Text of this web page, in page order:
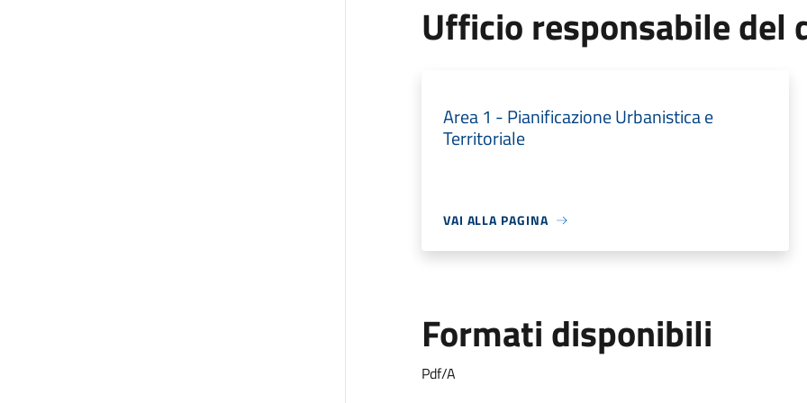
Ufficio responsabile del
Area 1 - Pianificazione Urbanistica e
Territoriale
VAI ALLA PAGINA
Formati disponibili
Pdf/A